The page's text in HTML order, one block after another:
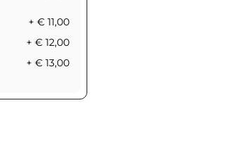
+ € 11,00
+ € 12,00
+ € 13,00